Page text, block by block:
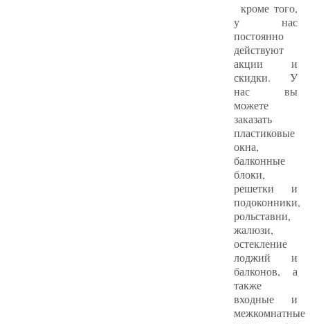
кроме того,
у нас
постоянно
действуют
акции и
скидки. У
нас вы
можете
заказать
пластиковые
окна,
балконные
блоки,
решетки и
подоконники,
рольставни,
жалюзи,
остекление
лоджий и
балконов, а
также
входные и
межкомнатные